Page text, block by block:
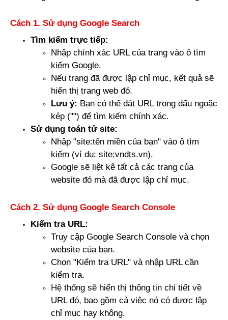
Cách 1. Sử dụng Google Search
Tìm kiếm trực tiếp:
Nhập chính xác URL của trang vào ô tìm
kiếm Google.
Nếu trang đã được lập chỉ mục, kết quả sẽ
hiển thị trang web đó.
Lưu ý: Bạn có thể đặt URL trong dấu ngoặc
kép ("") để tìm kiếm chính xác.
Sử dụng toán tử site:
Nhập "site:tên miền của bạn" vào ô tìm
kiếm (ví dụ: site:vndts.vn).
Google sẽ liệt kê tất cả các trang của
website đó mà đã được lập chỉ mục.
Cách 2. Sử dụng Google Search Console
Kiểm tra URL:
Truy cập Google Search Console và chọn
website của bạn.
Chọn "Kiểm tra URL" và nhập URL cần
kiểm tra.
Hệ thống sẽ hiển thị thông tin chi tiết về
URL đó, bao gồm cả việc nó có được lập
chỉ mục hay không.